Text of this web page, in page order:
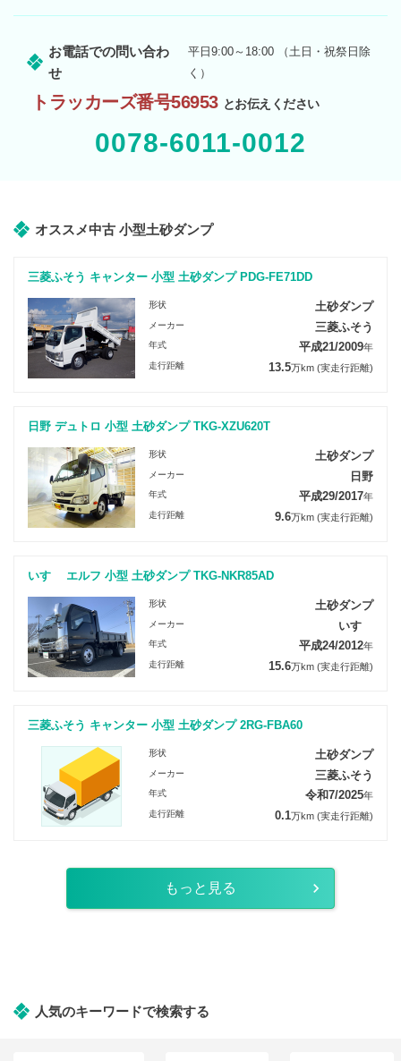
お電話での問い合わ
せ
平日9:00～18:00 （土日・祝祭日除
く）
トラッカーズ番号56953 とお伝えください
0078-6011-0012
オススメ中古 小型土砂ダンプ
三菱ふそう キャンター 小型 土砂ダンプ PDG-FE71DD
形状 土砂ダンプ
メーカー 三菱ふそう
年式 平成21/2009年
走行距離 13.5万km (実走行距離)
日野 デュトロ 小型 土砂ダンプ TKG-XZU620T
形状 土砂ダンプ
メーカー 日野
年式 平成29/2017年
走行距離 9.6万km (実走行距離)
いすゞ エルフ 小型 土砂ダンプ TKG-NKR85AD
形状 土砂ダンプ
メーカー いすゞ
年式 平成24/2012年
走行距離 15.6万km (実走行距離)
三菱ふそう キャンター 小型 土砂ダンプ 2RG-FBA60
形状 土砂ダンプ
メーカー 三菱ふそう
年式 令和7/2025年
走行距離 0.1万km (実走行距離)
もっと見る
人気のキーワードで検索する